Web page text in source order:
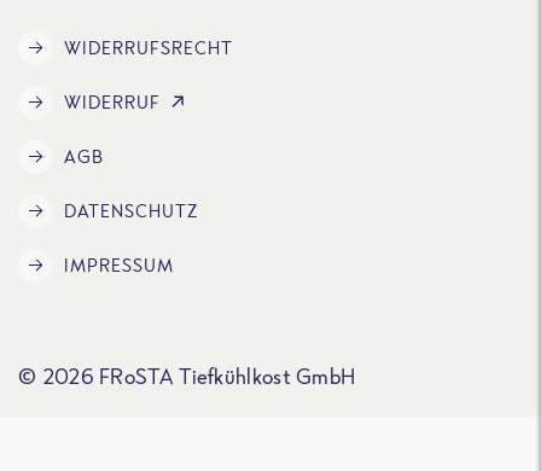
WIDERRUFSRECHT
WIDERRUF
AGB
DATENSCHUTZ
IMPRESSUM
© 2026 FRoSTA Tiefkühlkost GmbH